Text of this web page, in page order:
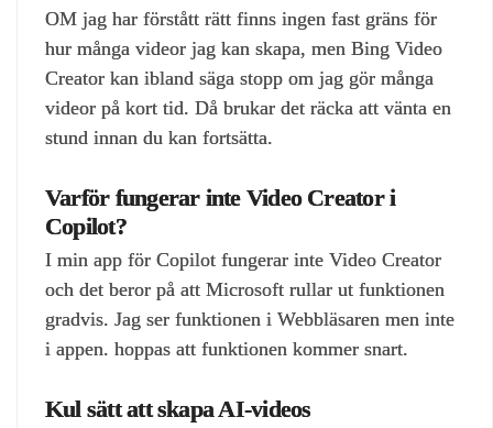
OM jag har förstått rätt finns ingen fast gräns för
hur många videor jag kan skapa, men Bing Video
Creator kan ibland säga stopp om jag gör många
videor på kort tid. Då brukar det räcka att vänta en
stund innan du kan fortsätta.
Varför fungerar inte Video Creator i
Copilot?
I min app för Copilot fungerar inte Video Creator
och det beror på att Microsoft rullar ut funktionen
gradvis. Jag ser funktionen i Webbläsaren men inte
i appen. hoppas att funktionen kommer snart.
Kul sätt att skapa AI‑videos